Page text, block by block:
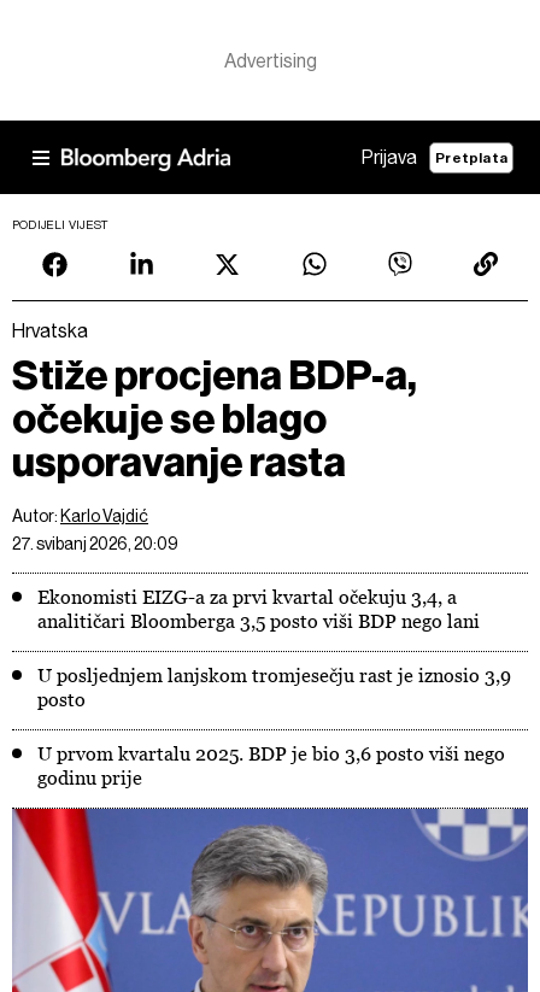
Prijava Pretplata
PODIJELI VIJEST
Hrvatska
Stiže procjena BDP-a,
očekuje se blago
usporavanje rasta
Autor: Karlo Vajdić
27. svibanj 2026, 20:09
Ekonomisti EIZG-a za prvi kvartal očekuju 3,4, a
analitičari Bloomberga 3,5 posto viši BDP nego lani
U posljednjem lanjskom tromjesečju rast je iznosio 3,9
posto
U prvom kvartalu 2025. BDP je bio 3,6 posto viši nego
godinu prije